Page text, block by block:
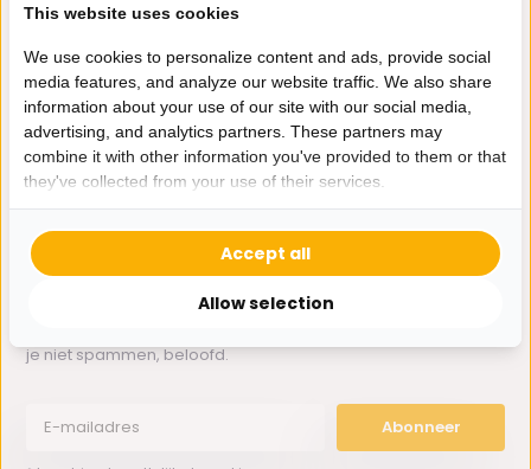
Wij zitten voor je klaar.
Whatsapp ons
0162-231130
klantenservice@bazaaronline.nl
je niet spammen, beloofd.
Abonneer
This website uses cookies
We use cookies to personalize content and ads, provide social
media features, and analyze our website traffic. We also share
information about your use of our site with our social media,
advertising, and analytics partners. These partners may
combine it with other information you've provided to them or that
they've collected from your use of their services.
Allow selection
Accept all